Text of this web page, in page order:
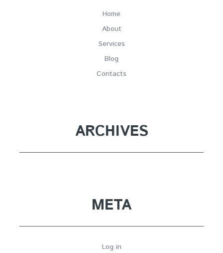
Home
About
Services
Blog
Contacts
ARCHIVES
META
Log in